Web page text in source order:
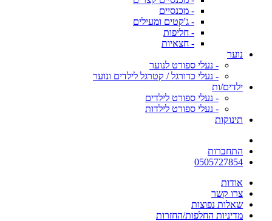
- מכנסיים
- ג'קטים ומעילים
- חליפות
- חצאיות
נוער
- נעלי ספורט לנוער
- נעלי כדורגל / קטרגל לילדים ונוער
ילדים/ות
- נעלי ספורט לילדים
- נעלי ספורט לילדות
תינוקות
התחברות
0505727854
אודות
צרו קשר
שאלות נפוצות
מדיניות החלפות/החזרות